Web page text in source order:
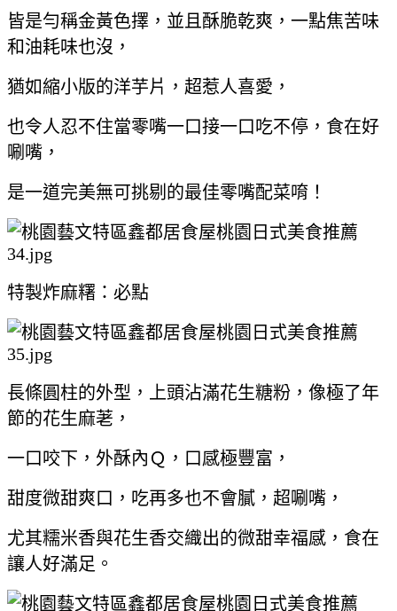
皆是勻稱金黃色擇，並且酥脆乾爽，一點焦苦味
和油耗味也沒，
猶如縮小版的洋芋片，超惹人喜愛，
也令人忍不住當零嘴一口接一口吃不停，食在好
唰嘴，
是一道完美無可挑剔的最佳零嘴配菜唷！
特製炸麻糬：必點
長條圓柱的外型，上頭沾滿花生糖粉，像極了年
節的花生麻荖，
一口咬下，外酥內Ｑ，口感極豐富，
甜度微甜爽口，吃再多也不會膩，超唰嘴，
尤其糯米香與花生香交織出的微甜幸福感，食在
讓人好滿足。